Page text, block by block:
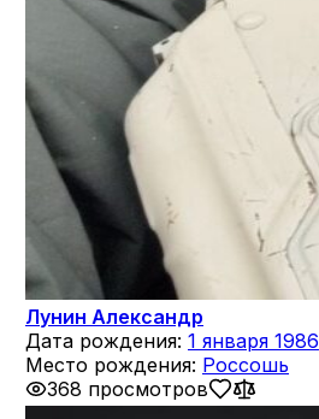
Лунин Александр
Дата рождения: 1 января 1986
Место рождения: Россошь
368 просмотров